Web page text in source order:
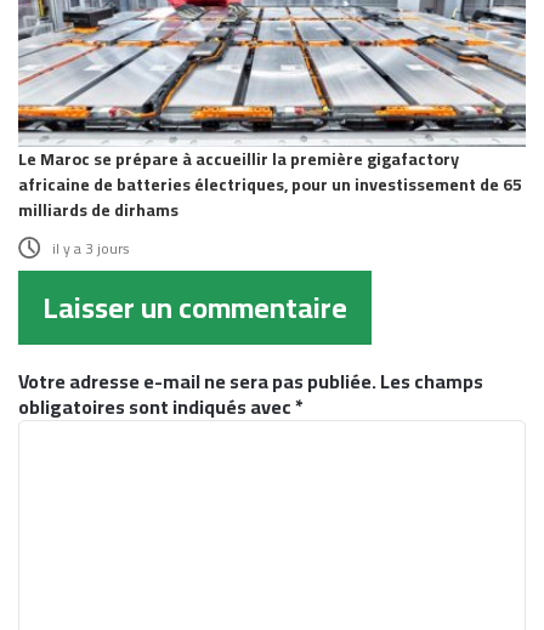
Le Maroc se prépare à accueillir la première gigafactory
africaine de batteries électriques, pour un investissement de 65
milliards de dirhams
il y a 3 jours
Laisser un commentaire
Votre adresse e-mail ne sera pas publiée.Les champs
obligatoires sont indiqués avec*
C